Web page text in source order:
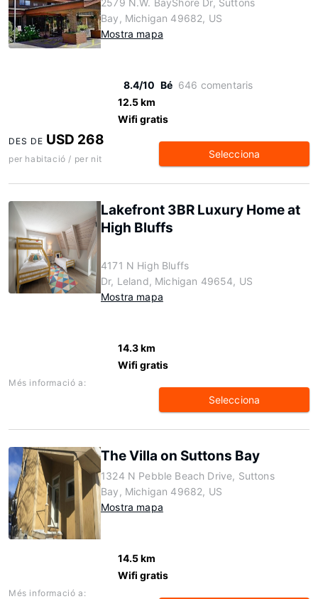
2579 N.W. BayShore Dr, Suttons
Bay, Michigan 49682, US
Mostra mapa
8.4/10 Bé 646 comentaris
12.5 km
Wifi gratis
DES DE USD 268
per habitació / per nit Selecciona
Lakefront 3BR Luxury Home at
High Bluffs
4171 N High Bluffs
Dr, Leland, Michigan 49654, US
Mostra mapa
14.3 km
Wifi gratis
Més informació a:
Selecciona
The Villa on Suttons Bay
1324 N Pebble Beach Drive, Suttons
Bay, Michigan 49682, US
Mostra mapa
14.5 km
Wifi gratis
Més informació a: